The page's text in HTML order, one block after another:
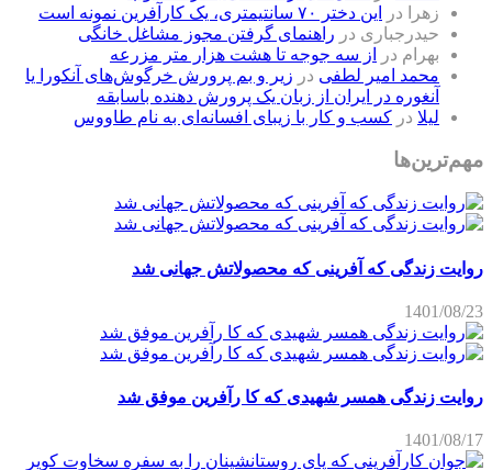
زهرا
در
این دختر ۷۰ سانتیمتری، یک کارآفرین نمونه است
حیدرجباری در راهنمای گرفتن مجوز مشاغل خانگی
بهرام در
از سه جوجه تا هشت هزار متر مزرعه
محمد امیر لطفی در زیر و بم پرورش خرگوش‌های آنکورا یا
آنغوره در ایران از زبان یک پرورش دهنده باسابقه
لیلا در کسب و کار با زیبای افسانه‌ای به نام طاووس
مهم‌ترین‌ها
روایت زندگی که آفرینی که محصولاتش جهانی شد
1401/08/23
روایت زندگی همسر شهیدی که کا رآفرین موفق شد
1401/08/17